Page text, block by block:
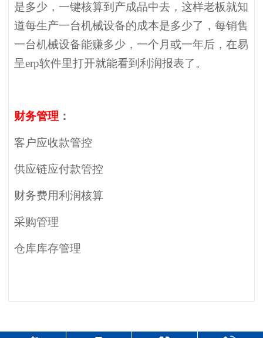
是多少，一键核算到产成品中去，这样老板就知
道每生产一台机械设备的成本是多少了，每销售
一台机械设备能赚多少，一个月或一年后，在易
呈erp软件里打开就能看到利润报表了。
财务管理 ：
客户应收款管控
供应链应付款管控
财务费用利润核算
采购管理
仓库库存管理